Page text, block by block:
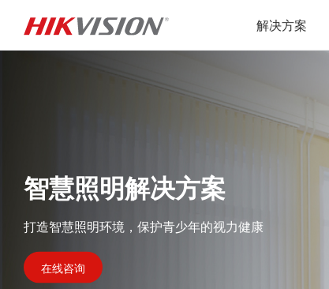
解决方案
智慧照明解决方案
打造智慧照明环境，保护青少年的视力健康
在线咨询